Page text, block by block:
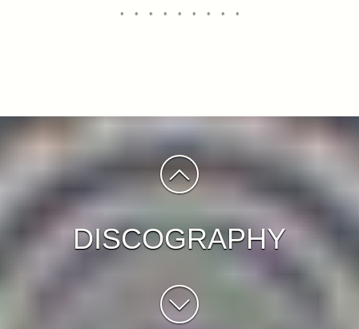
・・・・・・・・・
DISCOGRAPHY